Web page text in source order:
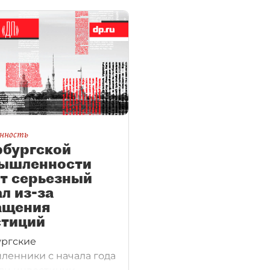
серьезный
из-за
с начала года